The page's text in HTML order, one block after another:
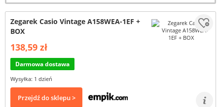
Zegarek Casio Vintage A158WEA-1EF +
BOX
138,59 zł
Darmowa dostawa
Wysyłka: 1 dzień
Przejdź do sklepu >